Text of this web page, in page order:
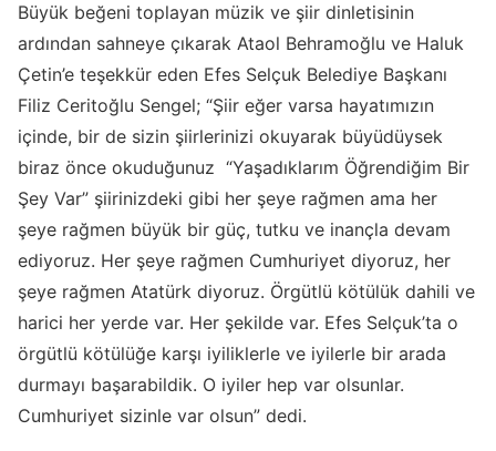
Büyük beğeni toplayan müzik ve şiir dinletisinin
ardından sahneye çıkarak Ataol Behramoğlu ve Haluk
Çetin’e teşekkür eden Efes Selçuk Belediye Başkanı
Filiz Ceritoğlu Sengel; “Şiir eğer varsa hayatımızın
içinde, bir de sizin şiirlerinizi okuyarak büyüdüysek
biraz önce okuduğunuz “Yaşadıklarım Öğrendiğim Bir
Şey Var” şiirinizdeki gibi her şeye rağmen ama her
şeye rağmen büyük bir güç, tutku ve inançla devam
ediyoruz. Her şeye rağmen Cumhuriyet diyoruz, her
şeye rağmen Atatürk diyoruz. Örgütlü kötülük dahili ve
harici her yerde var. Her şekilde var. Efes Selçuk’ta o
örgütlü kötülüğe karşı iyiliklerle ve iyilerle bir arada
durmayı başarabildik. O iyiler hep var olsunlar.
Cumhuriyet sizinle var olsun” dedi.